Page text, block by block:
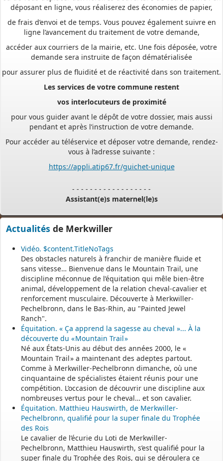
de frais d’envoi et de temps. Vous pouvez également suivre en
ligne l’avancement du traitement de votre demande,
accéder aux courriers de la mairie, etc. Une fois déposée, votre
demande sera instruite de façon dématérialisée
pour assurer plus de fluidité et de réactivité dans son traitement.
Les services de votre commune restent
pour vous guider avant le dépôt de votre dossier, mais aussi
pendant et après l’instruction de votre demande.
Pour accéder au téléservice et déposer votre demande, rendez-
vous à l’adresse suivante :
Assistant(e)s maternel(le)s
Vous trouverez les listes des assistants maternels
assistants-maternels-bas-rhin/
Il est mis à jour tous les vendredis.
Le sitehttps://monenfant.fr/de la CAF présente les disponibilités
des assistants maternels.
- - - - - - - - - - - - - - - - - -
Permanence mairie
Le secrétariat est fermé le samedi matin.
Une permanence est assurée par le maire, sur rendez-vous.
Actualités de Merkwiller
Vidéo. $content.TitleNoTags
Des obstacles naturels à franchir de manière fluide et
sans vitesse… Bienvenue dans le Mountain Trail, une
discipline méconnue de l’équitation qui mêle bien-être
animal, développement de la relation cheval-cavalier et
renforcement musculaire. Découverte à Merkwiller-
Pechelbronn, dans le Bas-Rhin, au "Painted Jewel
Ranch".
Équitation. « Ça apprend la sagesse au cheval »... À la
découverte du « Mountain Trail »
Né aux États-Unis au début des années 2000, le «
Mountain Trail » a maintenant des adeptes partout.
Comme à Merkwiller-Pechelbronn dimanche, où une
cinquantaine de spécialistes étaient réunis pour une
compétition. L’occasion de découvrir une discipline aux
nombreuses vertus pour le cheval… et son cavalier.
Équitation. Matthieu Hauswirth, de Merkwiller-
Pechelbronn, qualifié pour la super finale du Trophée
des Rois
Le cavalier de l’écurie du Loti de Merkwiller-
Pechelbronn, Matthieu Hauswirth, s’est qualifié pour la
super finale du Trophée des Rois, qui se déroulera ce